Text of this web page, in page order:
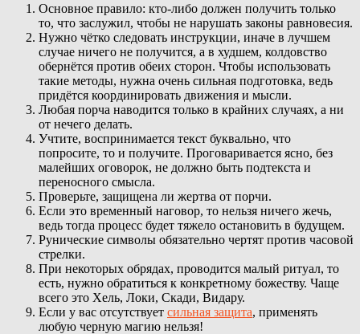
Основное правило: кто-либо должен получить только
то, что заслужил, чтобы не нарушать законы равновесия.
Нужно чётко следовать инструкции, иначе в лучшем
случае ничего не получится, а в худшем, колдовство
обернётся против обеих сторон. Чтобы использовать
такие методы, нужна очень сильная подготовка, ведь
придётся координировать движения и мысли.
Любая порча наводится только в крайних случаях, а ни
от нечего делать.
Учтите, воспринимается текст буквально, что
попросите, то и получите. Проговаривается ясно, без
малейших оговорок, не должно быть подтекста и
переносного смысла.
Проверьте, защищена ли жертва от порчи.
Если это временный наговор, то нельзя ничего жечь,
ведь тогда процесс будет тяжело остановить в будущем.
Рунические символы обязательно чертят против часовой
стрелки.
При некоторых обрядах, проводится малый ритуал, то
есть, нужно обратиться к конкретному божеству. Чаще
всего это Хель, Локи, Скади, Видару.
Если у вас отсутствует сильная защита, применять
любую черную магию нельзя!